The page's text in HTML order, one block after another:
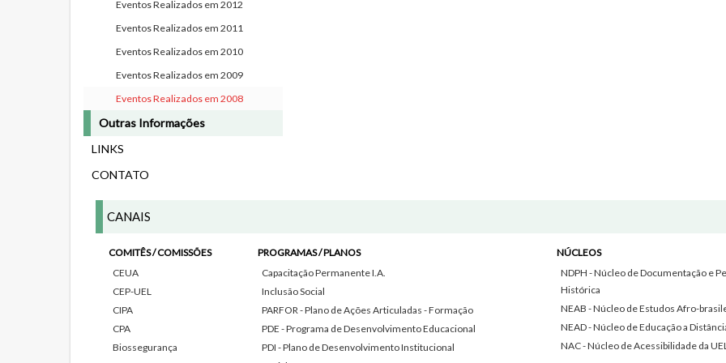
Eventos Realizados em 2012
Eventos Realizados em 2011
Eventos Realizados em 2010
Eventos Realizados em 2009
Eventos Realizados em 2008
Outras Informações
LINKS
CONTATO
CANAIS
COMITÊS / COMISSÕES
CEUA
CEP-UEL
CIPA
CPA
Biossegurança
PROGRAMAS / PLANOS
Capacitação Permanente I.A.
Inclusão Social
PARFOR - Plano de Ações Articuladas - Formação
PDE - Programa de Desenvolvimento Educacional
PDI - Plano de Desenvolvimento Institucional
NÚCLEOS
NDPH - Núcleo de Documentação e
Histórica
NEAB - Núcleo de Estudos Afro-
NEAD - Núcleo de Educação a
NAC - Núcleo de Acessibilidade da